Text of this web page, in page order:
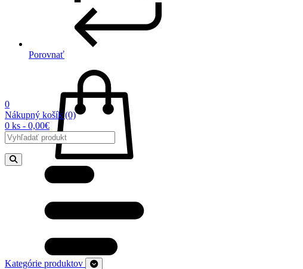
Porovnať
0
Nákupný košík(0)
0 ks - 0,00€
Kategórie produktov